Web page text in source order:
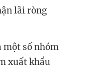
lãi ròng
một số nhóm
xuất khẩu